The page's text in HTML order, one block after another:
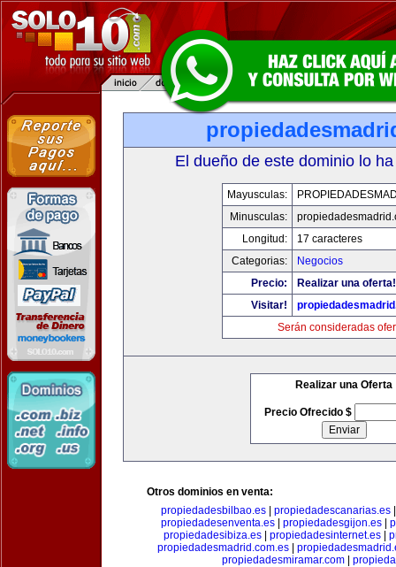
El dueño de este dominio lo
Mayusculas:
Minusculas:
Longitud:
17 caracteres
Categorias:
Negocios
Precio:
Realizar una oferta!
Visitar!
Serán consideradas
Realizar una Oferta
Precio Ofrecido $
Otros dominios en venta:
propiedadesbilbao.es| propiedadescanarias.es
propiedadesenventa.es
propiedadesgijon.es
propiedadesibiza.es
propiedadesinternet.es
propiedadesmadrid.com.es
propiedadesmiramar.com